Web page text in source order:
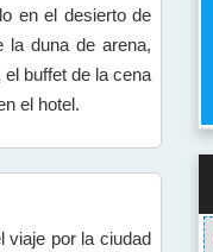
en el desierto de
la duna de arena,
buffet de la cena
el hotel.
viaje por la ciudad